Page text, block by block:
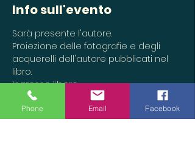
Info sull'evento
Sarà presente l'autore.
Proiezione delle fotografie e degli
acquerelli dell'autore pubblicati nel
libro.
Ingresso libero.
Condividi questo evento
Phone Email Facebook